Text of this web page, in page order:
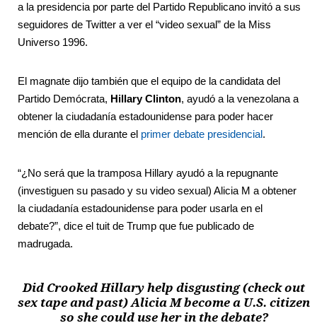
a la presidencia por parte del Partido Republicano invitó a sus
seguidores de Twitter a ver el “video sexual” de la Miss
Universo 1996.
El magnate dijo también que el equipo de la candidata del
Partido Demócrata, Hillary Clinton, ayudó a la venezolana a
obtener la ciudadanía estadounidense para poder hacer
mención de ella durante el primer debate presidencial.
“¿No será que la tramposa Hillary ayudó a la repugnante
(investiguen su pasado y su video sexual) Alicia M a obtener
la ciudadanía estadounidense para poder usarla en el
debate?”, dice el tuit de Trump que fue publicado de
madrugada.
Did Crooked Hillary help disgusting (check out
sex tape and past) Alicia M become a U.S. citizen
so she could use her in the debate?